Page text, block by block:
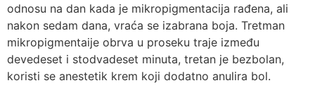
odnosu na dan kada je mikropigmentacija rađena, ali
nakon sedam dana, vraća se izabrana boja. Tretman
mikropigmentaije obrva u proseku traje između
devedeset i stodvadeset minuta, tretan je bezbolan,
koristi se anestetik krem koji dodatno anulira bol.